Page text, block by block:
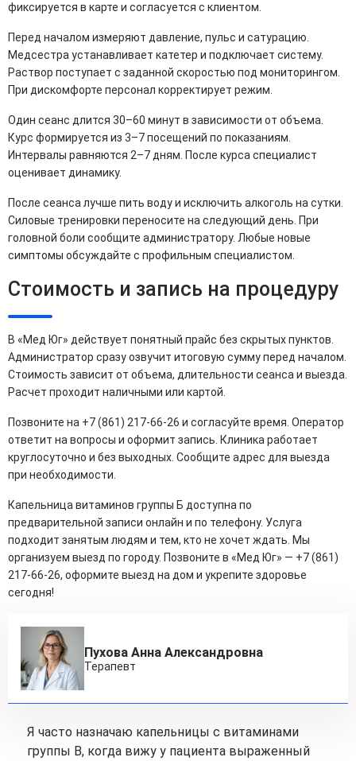
фиксируется в карте и согласуется с клиентом.
Перед началом измеряют давление, пульс и сатурацию.
Медсестра устанавливает катетер и подключает систему.
Раствор поступает с заданной скоростью под мониторингом.
При дискомфорте персонал корректирует режим.
Один сеанс длится 30–60 минут в зависимости от объема.
Курс формируется из 3–7 посещений по показаниям.
Интервалы равняются 2–7 дням. После курса специалист
оценивает динамику.
После сеанса лучше пить воду и исключить алкоголь на сутки.
Силовые тренировки переносите на следующий день. При
головной боли сообщите администратору. Любые новые
симптомы обсуждайте с профильным специалистом.
Стоимость и запись на процедуру
В «Мед Юг» действует понятный прайс без скрытых пунктов.
Администратор сразу озвучит итоговую сумму перед началом.
Стоимость зависит от объема, длительности сеанса и выезда.
Расчет проходит наличными или картой.
Позвоните на +7 (861) 217-66-26 и согласуйте время. Оператор
ответит на вопросы и оформит запись. Клиника работает
круглосуточно и без выходных. Сообщите адрес для выезда
при необходимости.
Капельница витаминов группы Б доступна по
предварительной записи онлайн и по телефону. Услуга
подходит занятым людям и тем, кто не хочет ждать. Мы
организуем выезд по городу. Позвоните в «Мед Юг» — +7 (861)
217-66-26, оформите выезд на дом и укрепите здоровье
сегодня!
Пухова Анна Александровна
Терапевт
Я часто назначаю капельницы с витаминами
группы B, когда вижу у пациента выраженный